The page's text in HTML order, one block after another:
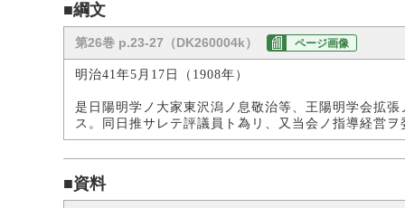
■綱文
第26巻 p.23-27（DK260004k） ページ画像
明治41年5月17日（1908年）
是日陽明学ノ大家東沢潟ノ息敬治等、王陽明学会拡
ス。同日推サレテ評議員ト為リ、又当会ノ指導経営
■資料